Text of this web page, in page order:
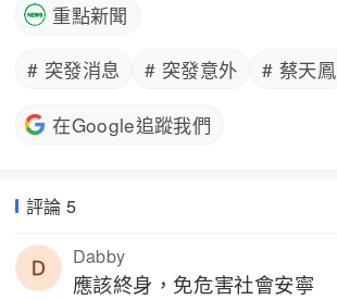
重點新聞
# 突發消息 # 突發意外 # 蔡天鳳
在Google追蹤我們
評論 5
Dabby
應該終身，免危害社會安寧